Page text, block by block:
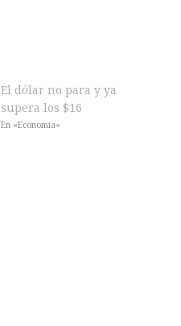
El dólar no para y ya
supera los $16
En «Economía»